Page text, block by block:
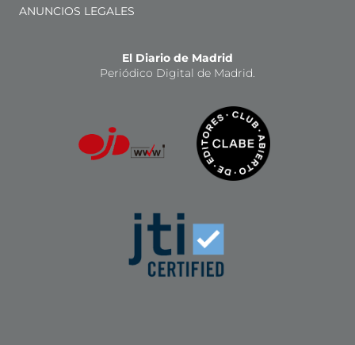
ANUNCIOS LEGALES
El Diario de Madrid
Periódico Digital de Madrid.